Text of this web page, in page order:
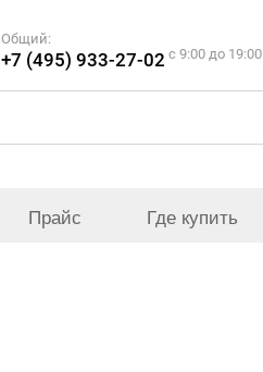
Общий:
+7 (495) 933-27-02 c 9:00 до 19:00
Прайс Где купить